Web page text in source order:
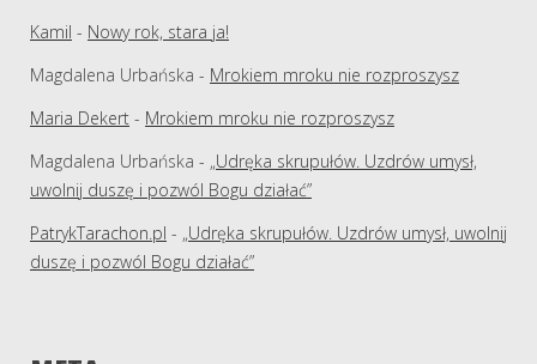
Kamil - Nowy rok, stara ja!
Magdalena Urbańska - Mrokiem mroku nie rozproszysz
Maria Dekert - Mrokiem mroku nie rozproszysz
Magdalena Urbańska - „Udręka skrupułów. Uzdrów umysł,
uwolnij duszę i pozwól Bogu działać”
PatrykTarachon.pl - „Udręka skrupułów. Uzdrów umysł, uwolnij
duszę i pozwól Bogu działać”